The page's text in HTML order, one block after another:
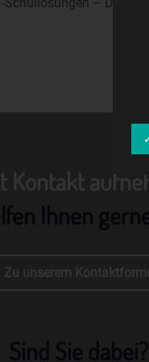
Kontakt
Zu unserem